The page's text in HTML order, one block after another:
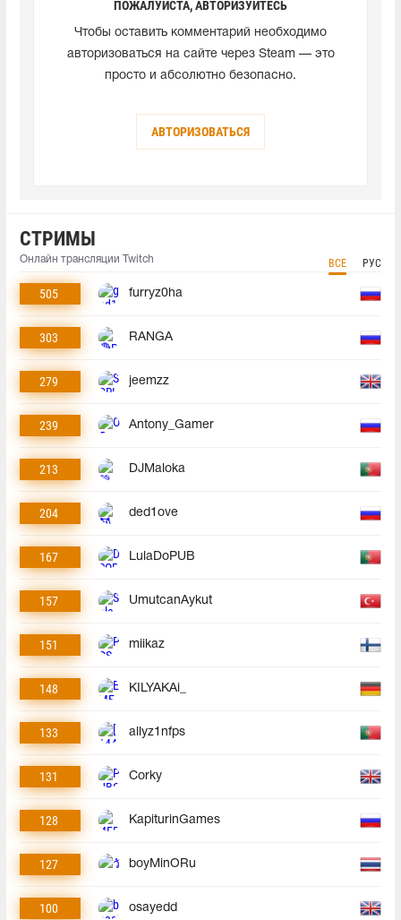
ПОЖАЛУЙСТА, АВТОРИЗУЙТЕСЬ
Чтобы оставить комментарий необходимо
авторизоваться на сайте через Steam — это
просто и абсолютно безопасно.
АВТОРИЗОВАТЬСЯ
СТРИМЫ
Онлайн трансляции Twitch ВСЕ РУС
505 furryz0ha
303 RANGA
279 jeemzz
239 Antony_Gamer
213 DJMaloka
204 ded1ove
167 LulaDoPUB
157 UmutcanAykut
151 miikaz
148 KILYAKAi_
133 allyz1nfps
131 Corky
128 KapiturinGames
127 boyMinORu
100 osayedd